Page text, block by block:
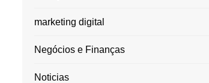
marketing digital
Negócios e Finanças
Noticias